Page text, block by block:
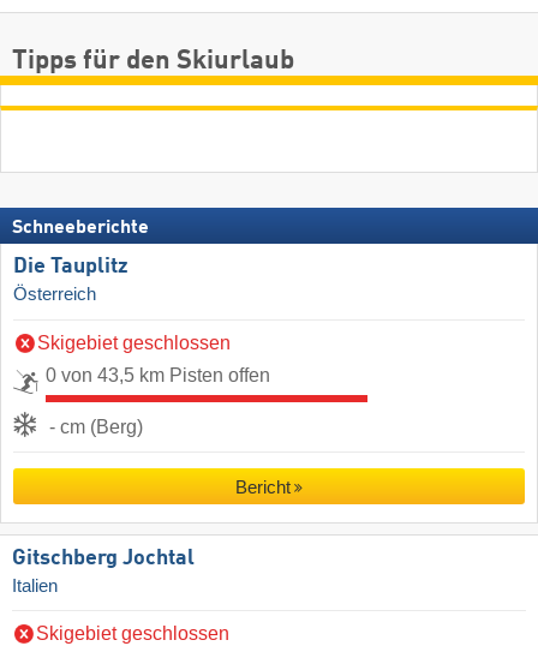
Tipps für den Skiurlaub
Schneeberichte
Die Tauplitz
Österreich
Skigebiet geschlossen
0 von 43,5 km Pisten offen
- cm (Berg)
Bericht
Gitschberg Jochtal
Italien
Skigebiet geschlossen